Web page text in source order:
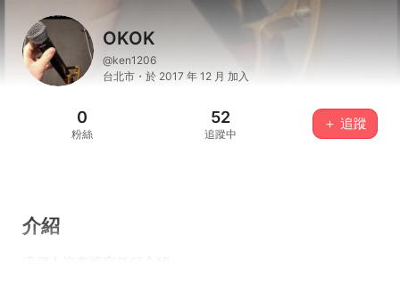
OKOK
@ken1206
台北市・於 2017 年 12 月 加入
0
粉絲
52
追蹤中
＋ 追蹤
介紹